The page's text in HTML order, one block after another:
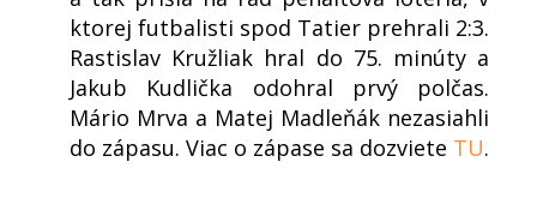
ktorej futbalisti spod Tatier prehrali 2:3.
Rastislav Kružliak hral do 75. minúty a
Jakub Kudlička odohral prvý polčas.
Mário Mrva a Matej Madleňák nezasiahli
do zápasu. Viac o zápase sa dozviete TU.